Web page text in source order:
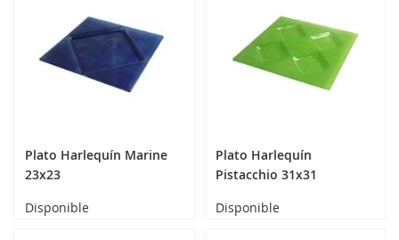
Plato Harlequín Marine
23x23
Disponible
Plato Harlequín
Pistacchio 31x31
Disponible